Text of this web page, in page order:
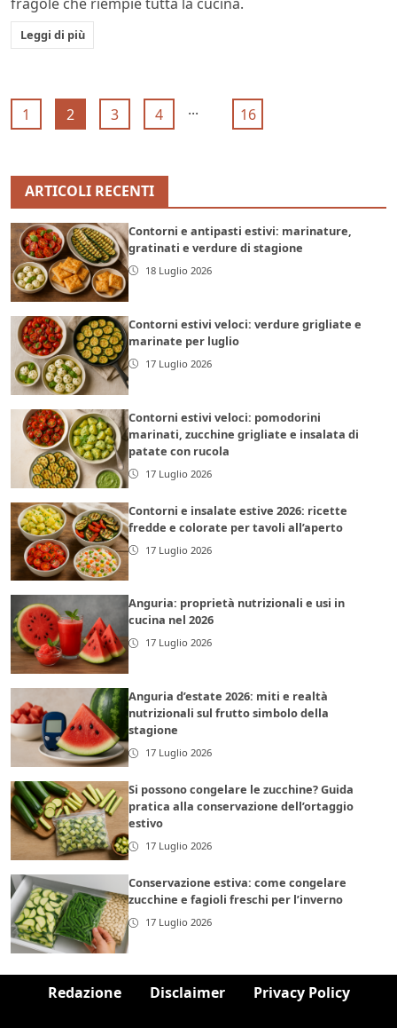
Leggi di più
1 2 3 4 ... 16
ARTICOLI RECENTI
Contorni e antipasti estivi: marinature,
gratinati e verdure di stagione
18 Luglio 2026
Contorni estivi veloci: verdure grigliate e
marinate per luglio
17 Luglio 2026
Contorni estivi veloci: pomodorini
marinati, zucchine grigliate e insalata di
patate con rucola
17 Luglio 2026
Contorni e insalate estive 2026: ricette
fredde e colorate per tavoli all’aperto
17 Luglio 2026
Anguria: proprietà nutrizionali e usi in
cucina nel 2026
17 Luglio 2026
Anguria d’estate 2026: miti e realtà
nutrizionali sul frutto simbolo della
stagione
17 Luglio 2026
Si possono congelare le zucchine? Guida
pratica alla conservazione dell’ortaggio
estivo
17 Luglio 2026
Conservazione estiva: come congelare
zucchine e fagioli freschi per l’inverno
17 Luglio 2026
Redazione Disclaimer Privacy Policy